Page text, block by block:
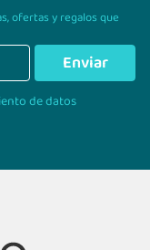
ofertas y regalos que
Enviar
de datos